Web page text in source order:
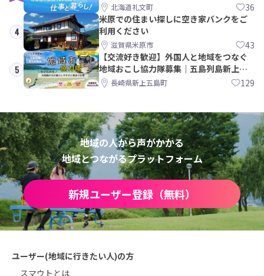
北海道礼文町 36
4
米原での住まい探しに空き家バンクをご
利用ください
滋賀県米原市 43
5
【交流好き歓迎】外国人と地域をつなぐ
地域おこし協力隊募集｜五島列島新上五
島町長崎県新上五島町 129
地域の人から声がかかる
地域とつながるプラットフォーム
新規ユーザー登録（無料）
ユーザー(地域に行きたい人)の方
スマウトとは